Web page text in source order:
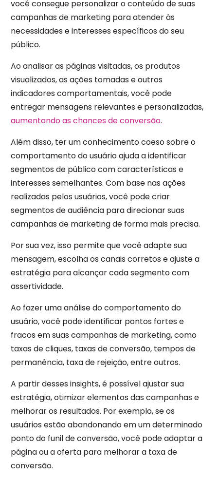
você consegue personalizar o conteúdo de suas
campanhas de marketing para atender às
necessidades e interesses específicos do seu
público.
Ao analisar as páginas visitadas, os produtos
visualizados, as ações tomadas e outros
indicadores comportamentais, você pode
entregar mensagens relevantes e personalizadas,
aumentando as chances de conversão.
Além disso, ter um conhecimento coeso sobre o
comportamento do usuário ajuda a identificar
segmentos de público com características e
interesses semelhantes. Com base nas ações
realizadas pelos usuários, você pode criar
segmentos de audiência para direcionar suas
campanhas de marketing de forma mais precisa.
Por sua vez, isso permite que você adapte sua
mensagem, escolha os canais corretos e ajuste a
estratégia para alcançar cada segmento com
assertividade.
Ao fazer uma análise do comportamento do
usuário, você pode identificar pontos fortes e
fracos em suas campanhas de marketing, como
taxas de cliques, taxas de conversão, tempos de
permanência, taxa de rejeição, entre outros.
A partir desses insights, é possível ajustar sua
estratégia, otimizar elementos das campanhas e
melhorar os resultados. Por exemplo, se os
usuários estão abandonando em um determinado
ponto do funil de conversão, você pode adaptar a
página ou a oferta para melhorar a taxa de
conversão.